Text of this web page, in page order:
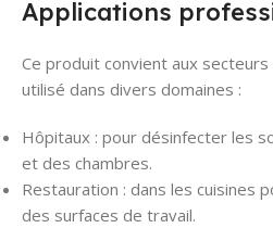
Applications
Ce produit convient aux
utilisé dans divers domaines :
Hôpitaux : pour désinfecter les
et des chambres.
Restauration : dans les cuisines
des surfaces de travail.